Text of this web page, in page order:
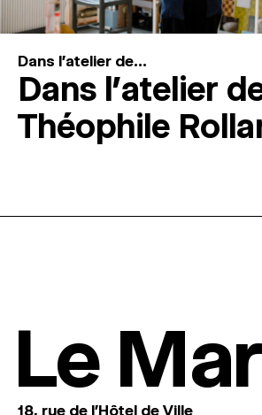
Dans l'atelier de...
Dans l’atelier
Théophile
Le
18, rue de l'Hôtel de Ville